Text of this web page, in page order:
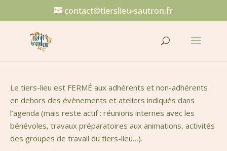
contact@tierslieu-sautron.fr
Le tiers-lieu est FERMÉ aux adhérents et non-adhérents
en dehors des évènements et ateliers indiqués dans
l’agenda (mais reste actif : réunions internes avec les
bénévoles, travaux préparatoires aux animations, activités
des groupes de travail du tiers-lieu…).